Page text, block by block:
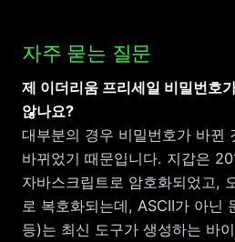
자주 묻는 질문
제 이더리움 프리세일 비밀번호
않나요?
대부분의 경우 비밀번호가 바뀐
바뀌었기 때문입니다. 지갑은
자바스크립트로 암호화되었고,
로 복호화되는데, ASCII가 아닌
등)는 최신 도구가 생성하는 바